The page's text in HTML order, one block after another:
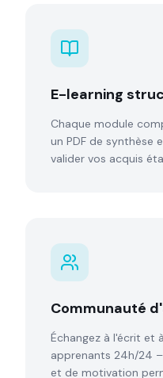
E-learning
Chaque module
un PDF de synthèse
valider vos acquis
Communauté
Échangez à l'écrit et
apprenants 24h/24
et de motivation